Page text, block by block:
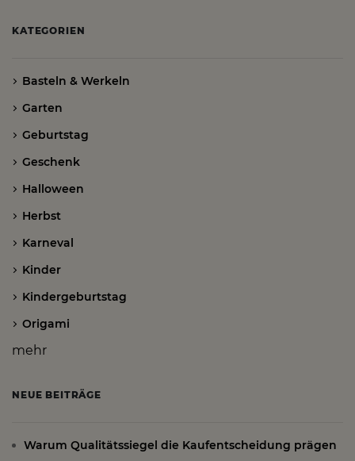
KATEGORIEN
Basteln & Werkeln
Garten
Geburtstag
Geschenk
Halloween
Herbst
Karneval
Kinder
Kindergeburtstag
Origami
mehr
NEUE BEITRÄGE
Warum Qualitätssiegel die Kaufentscheidung prägen